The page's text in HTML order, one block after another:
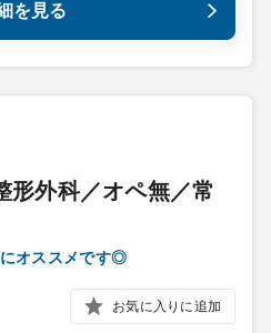
を見る
形外科／オペ無／常
オススメです◎
お気に入りに追加